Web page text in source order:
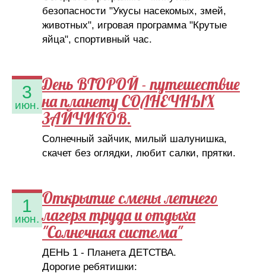
безопасности "Укусы насекомых, змей,
животных", игровая программа "Крутые
яйца", спортивный час.
3
июн.
День ВТОРОЙ - путешествие
на планету СОЛНЕЧНЫХ
ЗАЙЧИКОВ.
Солнечный зайчик, милый шалунишка,
скачет без оглядки, любит салки, прятки.
1
июн.
Открытие смены летнего
лагеря труда и отдыха
"Солнечная система"
ДЕНЬ 1 - Планета ДЕТСТВА.
Дорогие ребятишки: